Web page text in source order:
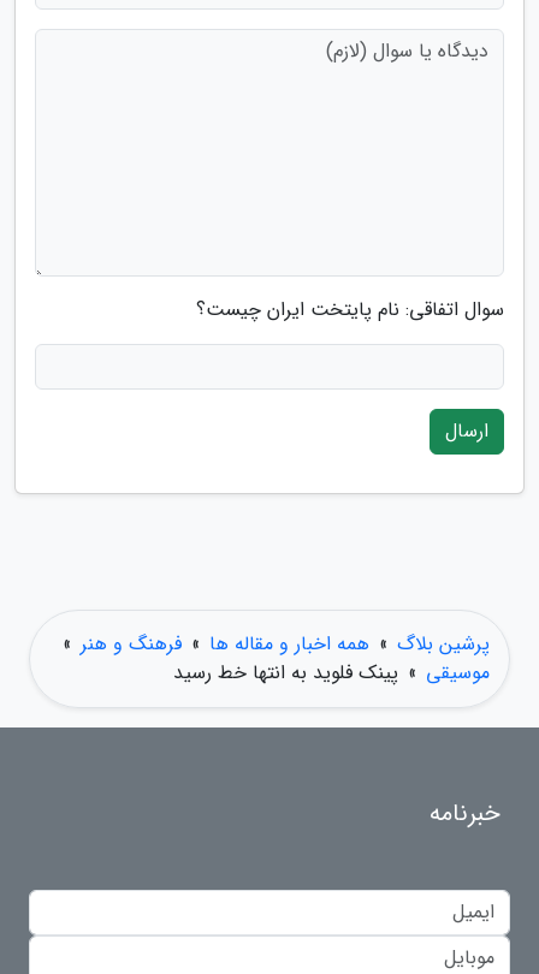
سوال اتفاقی: نام پایتخت ایران چیست؟
ارسال
پرشین بلاگ » همه اخبار و مقاله ها » فرهنگ و هنر »
موسیقی » پینک فلوید به انتها خط رسید
خبرنامه